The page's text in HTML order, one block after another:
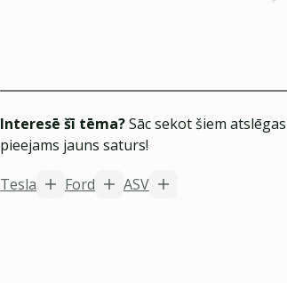
Interesē šī tēma?Sāc sekot šiem
pieejams jauns saturs!
Tesla
Ford ASV